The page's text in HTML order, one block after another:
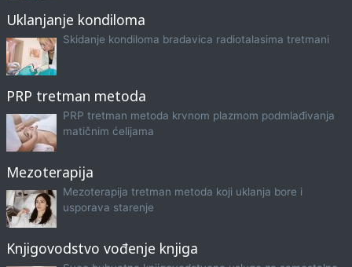
Uklanjanje kondiloma
Skidanje kondiloma bradavica radiotalasima tretmani
PRP tretman metoda
PRP tretman metoda krvnom plazmom podmlađivanja
matičnim ćelijama
Mezoterapija
Mezoterapija tretman metoda koji uklanja bore i
usporava starenje
Knjigovodstvo vođenje knjiga